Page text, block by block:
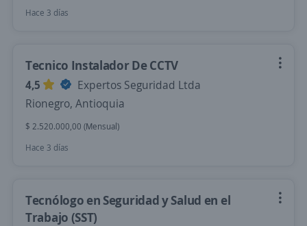
Hace 3 días
Tecnico Instalador De CCTV
4,5
Expertos Seguridad Ltda
Rionegro, Antioquia
$ 2.520.000,00 (Mensual)
Hace 3 días
Tecnólogo en Seguridad y Salud en el
Trabajo (SST)